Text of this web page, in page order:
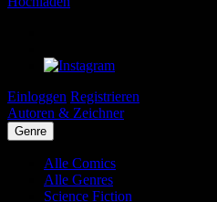
Einloggen Registrieren
Autoren & Zeichner
Genre
Alle Comics
Alle Genres
Science Fiction